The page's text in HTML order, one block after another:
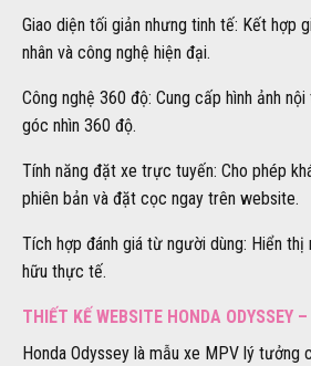
Giao diện tối giản nhưng tinh tế: Kết hợp
nhân và công nghệ hiện đại.
Công nghệ 360 độ: Cung cấp hình ảnh
góc nhìn 360 độ.
Tính năng đặt xe trực tuyến: Cho phép
phiên bản và đặt cọc ngay trên website.
Tích hợp đánh giá từ người dùng: Hiển
hữu thực tế.
THIẾT KẾ WEBSITE HONDA ODYSSEY
Honda Odyssey là mẫu xe MPV lý tưởng